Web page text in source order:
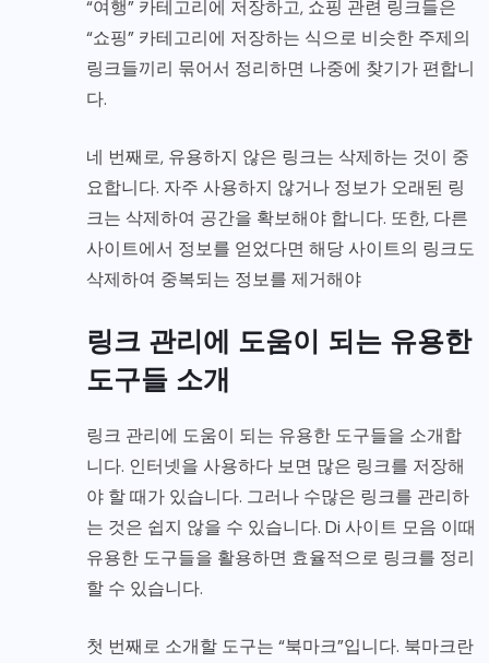
“여행” 카테고리에 저장하고, 쇼핑 관련 링크들은
“쇼핑” 카테고리에 저장하는 식으로 비슷한 주제의
링크들끼리 묶어서 정리하면 나중에 찾기가 편합니
다.
네 번째로, 유용하지 않은 링크는 삭제하는 것이 중
요합니다. 자주 사용하지 않거나 정보가 오래된 링
크는 삭제하여 공간을 확보해야 합니다. 또한, 다른
사이트에서 정보를 얻었다면 해당 사이트의 링크도
삭제하여 중복되는 정보를 제거해야
링크 관리에 도움이 되는 유용한
도구들 소개
링크 관리에 도움이 되는 유용한 도구들을 소개합
니다. 인터넷을 사용하다 보면 많은 링크를 저장해
야 할 때가 있습니다. 그러나 수많은 링크를 관리하
는 것은 쉽지 않을 수 있습니다. Di 사이트 모음 이때
유용한 도구들을 활용하면 효율적으로 링크를 정리
할 수 있습니다.
첫 번째로 소개할 도구는 “북마크”입니다. 북마크란